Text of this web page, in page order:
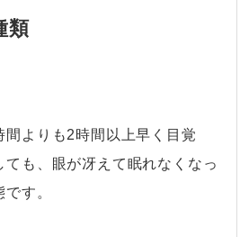
類
間よりも2時間以上早く目覚
ても、眼が冴えて眠れなくなっ
す。